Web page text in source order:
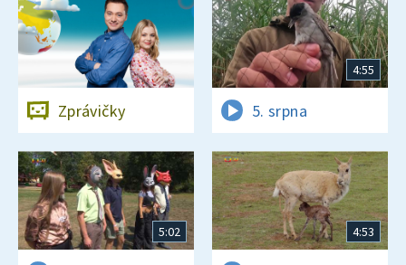
Zprávičky
4:55
5. srpna
5:02 4:53